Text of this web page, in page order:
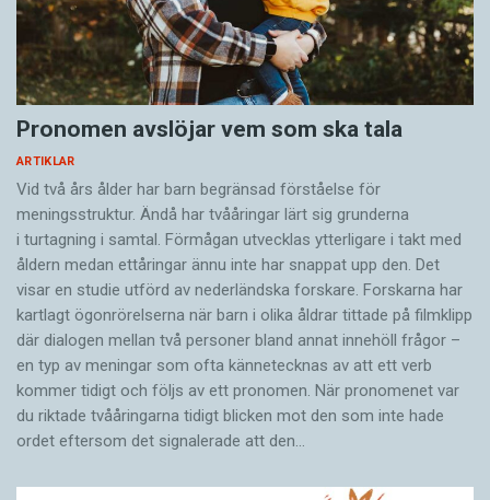
Pronomen avslöjar vem som ska tala
ARTIKLAR
Vid två års ålder har barn begränsad förståelse för
meningsstruktur. Ändå har tvååringar lärt sig grunderna
i turtagning i samtal. Förmågan utvecklas ytterligare i takt med
åldern medan ettåringar ännu inte har snappat upp den. Det
visar en studie utförd av nederländska forskare. Forskarna har
kartlagt ögonrörelserna när barn i olika åldrar tittade på filmklipp
där dialogen mellan två personer bland annat innehöll frågor –
en typ av meningar som ofta kännetecknas av att ett verb
kommer tidigt och följs av ett pronomen. När pronomenet var
du riktade tvååringarna tidigt blicken mot den som inte hade
ordet eftersom det ­signalerade att den…